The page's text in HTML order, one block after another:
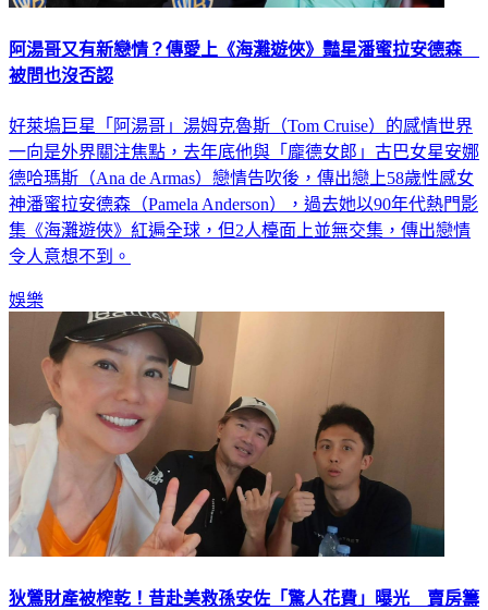
阿湯哥又有新戀情？傳愛上《海灘遊俠》豔星潘蜜拉安德森
被問也沒否認
好萊塢巨星「阿湯哥」湯姆克魯斯（Tom Cruise）的感情世界
一向是外界關注焦點，去年底他與「龐德女郎」古巴女星安娜
德哈瑪斯（Ana de Armas）戀情告吹後，傳出戀上58歲性感女
神潘蜜拉安德森（Pamela Anderson），過去她以90年代熱門影
集《海灘遊俠》紅遍全球，但2人檯面上並無交集，傳出戀情
令人意想不到。
娛樂
狄鶯財產被榨乾！昔赴美救孫安佐「驚人花費」曝光 賣房籌